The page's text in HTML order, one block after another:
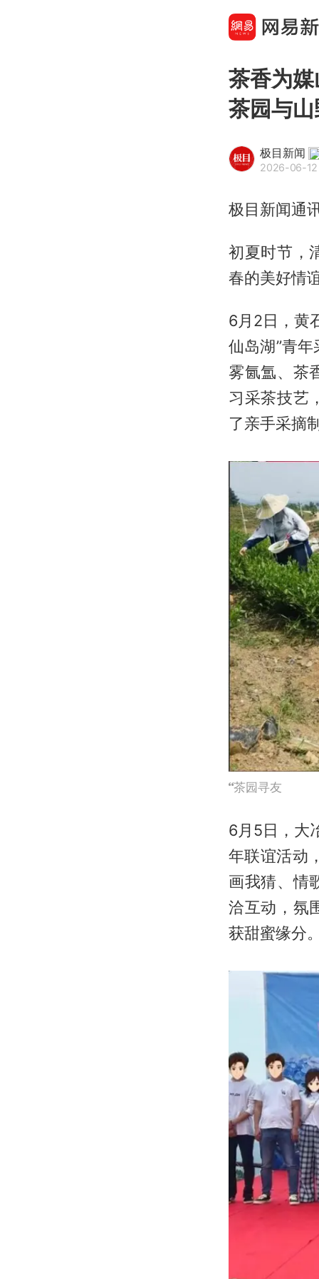
茶香为
茶园与山
极目新闻
2026-06-12
极目新闻通
初夏时节，
春的美好情
6月2日，黄
仙岛湖”青
雾氤氲、茶
习采茶技艺
了亲手采摘
茶园寻友
6月5日，大
年联谊活动
画我猜、情
洽互动，氛
获甜蜜缘分